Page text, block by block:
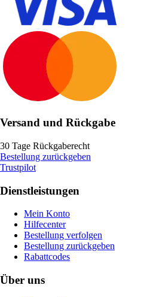
Versand und Rückgabe
30 Tage Rückgaberecht
Bestellung zurückgeben
Trustpilot
Dienstleistungen
Mein Konto
Hilfecenter
Bestellung verfolgen
Bestellung zurückgeben
Rabattcodes
Über uns